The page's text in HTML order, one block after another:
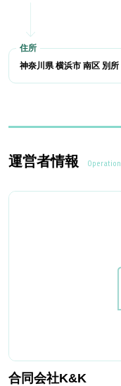
神奈川県 横浜市 南区 別所
運営者情報 Operation
合同会社K&K